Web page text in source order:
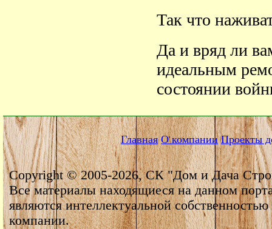
Так что
Да и вряд ли
идеальным
состоянии
Главная О компании Проекты
Copyright © 2005-2026, СК "Дом и Дача
Все материалы находящиеся на данном
являются интеллектуальной собственностью
компании.